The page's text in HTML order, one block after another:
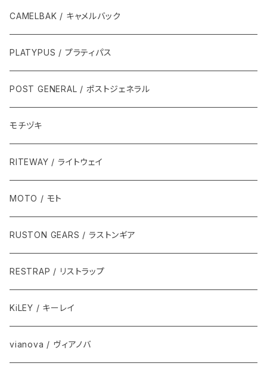
CAMELBAK / キャメルバック
PLATYPUS / プラティパス
POST GENERAL / ポストジェネラル
モチヅキ
RITEWAY / ライトウェイ
MOTO / モト
RUSTON GEARS / ラストンギア
RESTRAP / リストラップ
KiLEY / キーレイ
vianova / ヴィアノバ